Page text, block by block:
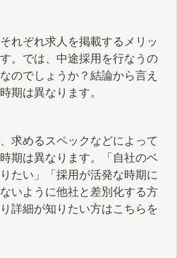
れぞれ求人を掲載するメリッ
。では、中途採用を行なうの
のでしょうか？結論から言え
期は異なります。
求めるスペックなどによって
期は異なります。「自社のベ
たい」「採用が活発な時期に
いように他社と差別化する方
詳細が知りたい方はこちらを